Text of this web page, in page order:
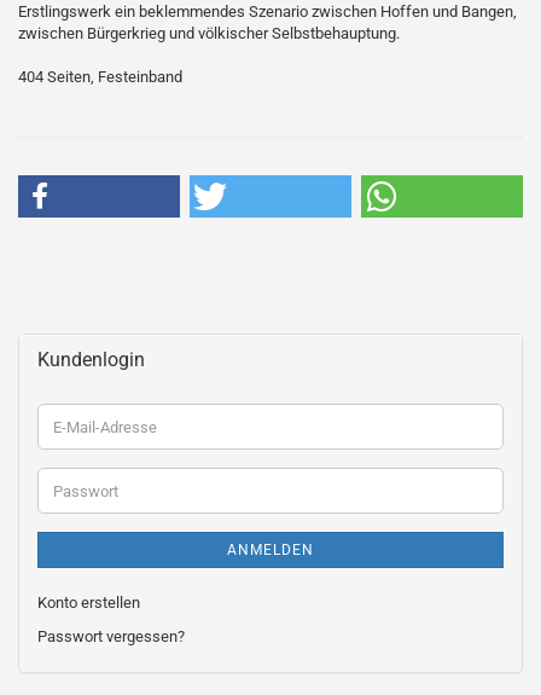
Erstlingswerk ein beklemmendes Szenario zwischen Hoffen und Bangen,
zwischen Bürgerkrieg und völkischer Selbstbehauptung.
404 Seiten, Festeinband
Kundenlogin
E-
Mail-
Adresse
Passwort
ANMELDEN
Konto erstellen
Passwort vergessen?